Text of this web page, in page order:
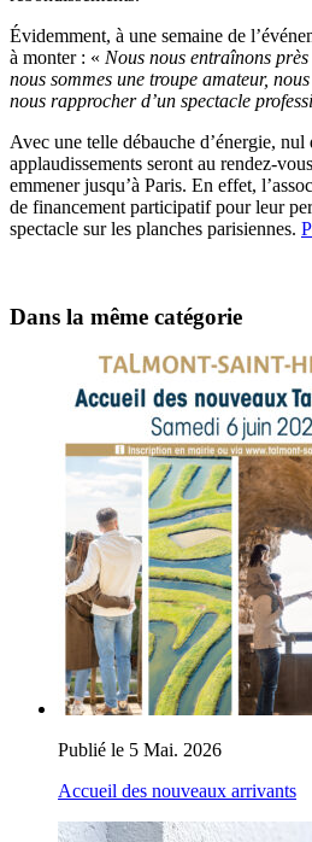
Évidemment, à une semaine de
à monter : « Nous nous entraînons
nous sommes une troupe amateur,
nous rapprocher d’un spectacle
Avec une telle débauche d’énergie, nul
applaudissements seront au rendez-
emmener jusqu’à Paris. En effet,
de financement participatif pour leur
spectacle sur les planches parisiennes.
Dans la même catégorie
Publié le 5 Mai. 2026
Accueil des nouveaux arrivants